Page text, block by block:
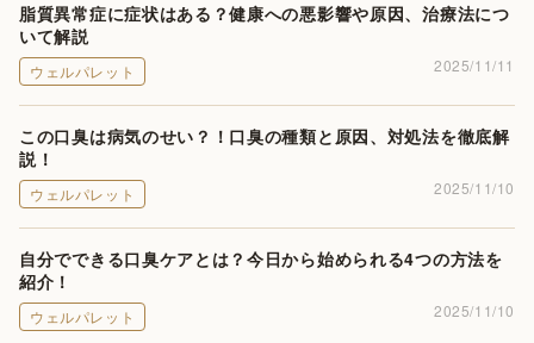
脂質異常症に症状はある？健康への悪影響や原因、治療法につ
いて解説
ウェルパレット 2025/11/11
この口臭は病気のせい？！口臭の種類と原因、対処法を徹底解
説！
ウェルパレット 2025/11/10
自分でできる口臭ケアとは？今日から始められる4つの方法を
紹介！
ウェルパレット 2025/11/10